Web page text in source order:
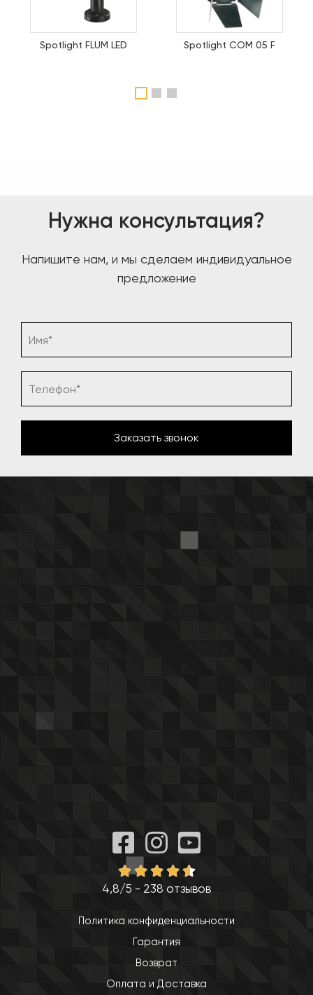
Spotlight FLUM LED Spotlight COM 05 F
Нужна консультация?
Напишите нам, и мы сделаем индивидуальное
предложение
4,8/5 - 238 отзывов
Политика конфиденциальности
Гарантия
Возврат
Оплата и Доставка